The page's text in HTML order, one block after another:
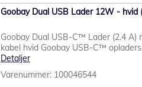
Goobay Dual USB Lader 12W - hvid
Goobay Dual USB-C™ Lader (2.4 A)
kabel hvid Goobay USB-C™
Detaljer
Varenummer: 100046544